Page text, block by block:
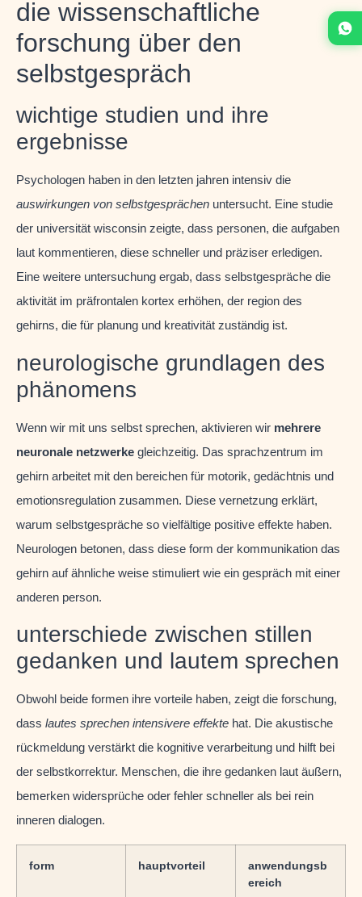
die wissenschaftliche
forschung über den
selbstgespräch
wichtige studien und ihre
ergebnisse
Psychologen haben in den letzten jahren intensiv die
auswirkungen von selbstgesprächen untersucht. Eine studie
der universität wisconsin zeigte, dass personen, die aufgaben
laut kommentieren, diese schneller und präziser erledigen.
Eine weitere untersuchung ergab, dass selbstgespräche die
aktivität im präfrontalen kortex erhöhen, der region des
gehirns, die für planung und kreativität zuständig ist.
neurologische grundlagen des
phänomens
Wenn wir mit uns selbst sprechen, aktivieren wir mehrere
neuronale netzwerke gleichzeitig. Das sprachzentrum im
gehirn arbeitet mit den bereichen für motorik, gedächtnis und
emotionsregulation zusammen. Diese vernetzung erklärt,
warum selbstgespräche so vielfältige positive effekte haben.
Neurologen betonen, dass diese form der kommunikation das
gehirn auf ähnliche weise stimuliert wie ein gespräch mit einer
anderen person.
unterschiede zwischen stillen
gedanken und lautem sprechen
Obwohl beide formen ihre vorteile haben, zeigt die forschung,
dass lautes sprechen intensivere effekte hat. Die akustische
rückmeldung verstärkt die kognitive verarbeitung und hilft bei
der selbstkorrektur. Menschen, die ihre gedanken laut äußern,
bemerken widersprüche oder fehler schneller als bei rein
inneren dialogen.
form hauptvorteil
anwendungsb
ereich